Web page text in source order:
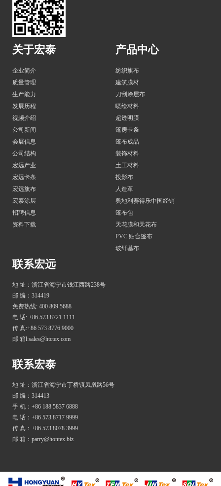
关于宏泰
企业简介
质量管理
生产能力
发展历程
视频介绍
公司新闻
会展信息
公司结构
宏远产业
宏远卡条
宏远旗布
宏泰涂层
招聘信息
资料下载
产品中心
纺织旗布
建筑膜材
刀刮涂层布
喷绘材料
超透明膜
篷房卡条
篷布成品
装饰材料
土工材料
投影布
人造革
奥地利赛得乐中国经销
篷布包
天花膜和天花布
PVC 贴合篷布
玻纤基布
联系宏远
地 址：浙江省海宁市钱江西路238号
邮 编：314419
免费热线: 400 809 5688
电 话: +86 573 8721 1111
传 真:+86 573 8776 9000
邮 箱l:sales@htctex.com
联系宏泰
地 址：浙江省海宁市丁桥镇凤凰路56号
邮 编：314413
手 机：+86 188 5837 6888
电 话：+86 573 8717 9999
传 真：+86 573 8078 3999
邮 箱：parry@hontex.biz